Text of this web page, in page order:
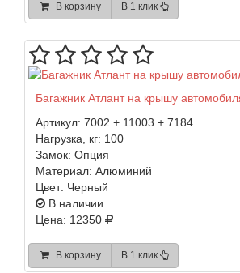
В корзину В 1 клик
Багажник Атлант на крышу
Артикул: 7002 + 11003 + 7184
Нагрузка, кг: 100
Замок: Опция
Материал: Алюминий
Цвет: Черный
В наличии
Цена: 12350
В корзину В 1 клик